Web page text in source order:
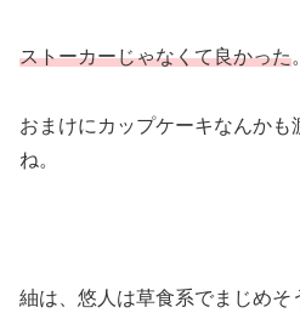
ストーカーじゃなくて良かった。
おまけにカップケーキなんか
ね。
紬は、悠人は草食系でまじめそ